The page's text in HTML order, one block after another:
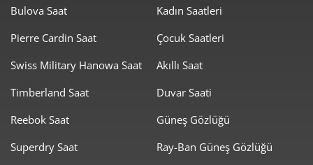
Bulova Saat
Pierre Cardin Saat
Swiss Military Hanowa Saat
Timberland Saat
Reebok Saat
Superdry Saat
Kadın Saatleri
Çocuk Saatleri
Akıllı Saat
Duvar Saati
Güneş Gözlüğü
Ray-Ban Güneş Gözlüğü